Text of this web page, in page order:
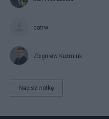
catrw
Zbigniew Kuźmiuk
Napisz notkę